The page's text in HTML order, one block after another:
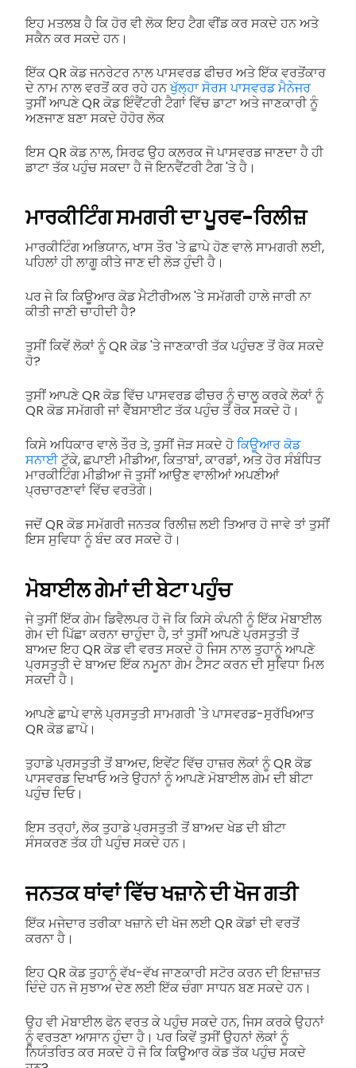
ਇਹ ਮਤਲਬ ਹੈ ਕਿ ਹੋਰ ਵੀ ਲੋਕ ਇਹ ਟੈਗ ਵੀਂਡ ਕਰ ਸਕਦੇ ਹਨ ਅਤੇ
ਸਕੈਨ ਕਰ ਸਕਦੇ ਹਨ।
ਇੱਕ QR ਕੋਡ ਜਨਰੇਟਰ ਨਾਲ ਪਾਸਵਰਡ ਫੀਚਰ ਅਤੇ ਇੱਕ ਵਰਤੋਂਕਾਰ
ਦੇ ਨਾਮ ਨਾਲ ਵਰਤੋਂ ਕਰ ਰਹੇ ਹਨਖੁੱਲ੍ਹਾ ਸੋਰਸ ਪਾਸਵਰਡ ਮੈਨੇਜਰ
ਤੁਸੀਂ ਆਪਣੇ QR ਕੋਡ ਇੰਵੈਂਟਰੀ ਟੈਗਾਂ ਵਿੱਚ ਡਾਟਾ ਅਤੇ ਜਾਣਕਾਰੀ ਨੂੰ
ਅਣਜਾਣ ਬਣਾ ਸਕਦੇ ਹੋਹੋਰ ਲੋਕ
ਇਸ QR ਕੋਡ ਨਾਲ, ਸਿਰਫ ਉਹ ਕਲਰਕ ਜੋ ਪਾਸਵਰਡ ਜਾਣਦਾ ਹੈ ਹੀ
ਡਾਟਾ ਤੱਕ ਪਹੁੰਚ ਸਕਦਾ ਹੈ ਜੋ ਇਨਵੈਂਟਰੀ ਟੈਗ 'ਤੇ ਹੈ।
ਮਾਰਕੀਟਿੰਗ ਸਮਗਰੀ ਦਾ ਪੂਰਵ-ਰਿਲੀਜ਼
ਮਾਰਕੀਟਿੰਗ ਅਭਿਯਾਨ, ਖਾਸ ਤੌਰ 'ਤੇ ਛਾਪੇ ਹੋਣ ਵਾਲੇ ਸਾਮਗਰੀ ਲਈ,
ਪਹਿਲਾਂ ਹੀ ਲਾਗੂ ਕੀਤੇ ਜਾਣ ਦੀ ਲੋੜ ਹੁੰਦੀ ਹੈ।
ਪਰ ਜੇ ਕਿ ਕਿਊਆਰ ਕੋਡ ਮੈਟੀਰੀਅਲ 'ਤੇ ਸਮੱਗਰੀ ਹਾਲੇ ਜਾਰੀ ਨਾ
ਕੀਤੀ ਜਾਣੀ ਚਾਹੀਦੀ ਹੈ?
ਤੁਸੀਂ ਕਿਵੇਂ ਲੋਕਾਂ ਨੂੰ QR ਕੋਡ 'ਤੇ ਜਾਣਕਾਰੀ ਤੱਕ ਪਹੁੰਚਣ ਤੋਂ ਰੋਕ ਸਕਦੇ
ਹੋ?
ਤੁਸੀਂ ਆਪਣੇ QR ਕੋਡ ਵਿੱਚ ਪਾਸਵਰਡ ਫੀਚਰ ਨੂੰ ਚਾਲੂ ਕਰਕੇ ਲੋਕਾਂ ਨੂੰ
QR ਕੋਡ ਸਮੱਗਰੀ ਜਾਂ ਵੈੱਬਸਾਈਟ ਤੱਕ ਪਹੁੰਚ ਤੋਂ ਰੋਕ ਸਕਦੇ ਹੋ।
ਕਿਸੇ ਅਧਿਕਾਰ ਵਾਲੇ ਤੌਰ ਤੇ, ਤੁਸੀਂ ਜੋੜ ਸਕਦੇ ਹੋਕਿਊਆਰ ਕੋਡ
ਸਨਾਈਟੁੱਕੇ, ਛਪਾਈ ਮੀਡੀਆ, ਕਿਤਾਬਾਂ, ਕਾਰਡਾਂ, ਅਤੇ ਹੋਰ ਸੰਬੰਧਿਤ
ਮਾਰਕੀਟਿੰਗ ਮੀਡੀਆ ਜੋ ਤੁਸੀਂ ਆਉਣ ਵਾਲੀਆਂ ਅਪਣੀਆਂ
ਪ੍ਰਚਾਰਣਾਵਾਂ ਵਿੱਚ ਵਰਤੋਗੇ।
ਜਦੋਂ QR ਕੋਡ ਸਮੱਗਰੀ ਜਨਤਕ ਰਿਲੀਜ਼ ਲਈ ਤਿਆਰ ਹੋ ਜਾਵੇ ਤਾਂ ਤੁਸੀਂ
ਇਸ ਸੁਵਿਧਾ ਨੂੰ ਬੰਦ ਕਰ ਸਕਦੇ ਹੋ।
ਮੋਬਾਈਲ ਗੇਮਾਂ ਦੀ ਬੇਟਾ ਪਹੁੰਚ
ਜੇ ਤੁਸੀਂ ਇੱਕ ਗੇਮ ਡਿਵੈਲਪਰ ਹੋ ਜੋ ਕਿ ਕਿਸੇ ਕੰਪਨੀ ਨੂੰ ਇੱਕ ਮੋਬਾਈਲ
ਗੇਮ ਦੀ ਪਿੱਛਾ ਕਰਨਾ ਚਾਹੁੰਦਾ ਹੈ, ਤਾਂ ਤੁਸੀਂ ਆਪਣੇ ਪ੍ਰਸਤੁਤੀ ਤੋਂ
ਬਾਅਦ ਇਹ QR ਕੋਡ ਵੀ ਵਰਤ ਸਕਦੇ ਹੋ ਜਿਸ ਨਾਲ ਤੁਹਾਨੂੰ ਆਪਣੇ
ਪ੍ਰਸਤੁਤੀ ਦੇ ਬਾਅਦ ਇੱਕ ਨਮੂਨਾ ਗੇਮ ਟੈਸਟ ਕਰਨ ਦੀ ਸੁਵਿਧਾ ਮਿਲ
ਸਕਦੀ ਹੈ।
ਆਪਣੇ ਛਾਪੇ ਵਾਲੇ ਪ੍ਰਸਤੁਤੀ ਸਾਮਗਰੀ 'ਤੇ ਪਾਸਵਰਡ-ਸੁਰੱਖਿਆਤ
QR ਕੋਡ ਛਾਪੋ।
ਤੁਹਾਡੇ ਪ੍ਰਸਤੁਤੀ ਤੋਂ ਬਾਅਦ, ਇਵੇਂਟ ਵਿੱਚ ਹਾਜ਼ਰ ਲੋਕਾਂ ਨੂੰ QR ਕੋਡ
ਪਾਸਵਰਡ ਦਿਖਾਓ ਅਤੇ ਉਹਨਾਂ ਨੂੰ ਆਪਣੇ ਮੋਬਾਈਲ ਗੇਮ ਦੀ ਬੀਟਾ
ਪਹੁੰਚ ਦਿਓ।
ਇਸ ਤਰ੍ਹਾਂ, ਲੋਕ ਤੁਹਾਡੇ ਪ੍ਰਸਤੁਤੀ ਤੋਂ ਬਾਅਦ ਖੇਡ ਦੀ ਬੀਟਾ
ਸੰਸਕਰਣ ਤੱਕ ਹੀ ਪਹੁੰਚ ਸਕਦੇ ਹਨ।
ਜਨਤਕ ਥਾਂਵਾਂ ਵਿੱਚ ਖਜ਼ਾਨੇ ਦੀ ਖੋਜ ਗਤੀ
ਇੱਕ ਮਜੇਦਾਰ ਤਰੀਕਾ ਖਜ਼ਾਨੇ ਦੀ ਖੋਜ ਲਈ QR ਕੋਡਾਂ ਦੀ ਵਰਤੋਂ
ਕਰਨਾ ਹੈ।
ਇਹ QR ਕੋਡ ਤੁਹਾਨੂੰ ਵੱਖ-ਵੱਖ ਜਾਣਕਾਰੀ ਸਟੋਰ ਕਰਨ ਦੀ ਇਜ਼ਾਜ਼ਤ
ਦਿੰਦੇ ਹਨ ਜੋ ਸੁਝਾਅ ਦੇਣ ਲਈ ਇੱਕ ਚੰਗਾ ਸਾਧਨ ਬਣ ਸਕਦੇ ਹਨ।
ਉਹ ਵੀ ਮੋਬਾਈਲ ਫੋਨ ਵਰਤ ਕੇ ਪਹੁੰਚ ਸਕਦੇ ਹਨ, ਜਿਸ ਕਰਕੇ ਉਹਨਾਂ
ਨੂੰ ਵਰਤਣਾ ਆਸਾਨ ਹੁੰਦਾ ਹੈ। ਪਰ ਕਿਵੇਂ ਤੁਸੀਂ ਉਹਨਾਂ ਲੋਕਾਂ ਨੂੰ
ਨਿਯੰਤਰਿਤ ਕਰ ਸਕਦੇ ਹੋ ਜੋ ਕਿ ਕਿਊਆਰ ਕੋਡ ਤੱਕ ਪਹੁੰਚ ਸਕਦੇ